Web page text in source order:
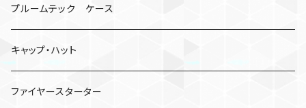
プルームテック ケース
キャップ・ハット
ファイヤースターター